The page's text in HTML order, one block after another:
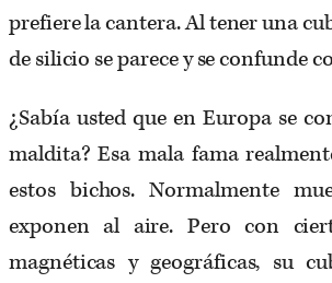
prefiere la cantera. Al tener una
de silicio se parece y se confunde
¿Sabía usted que en Europa se
maldita? Esa mala fama
estos bichos. Normalmente
exponen al aire. Pero con
magnéticas y geográficas, su